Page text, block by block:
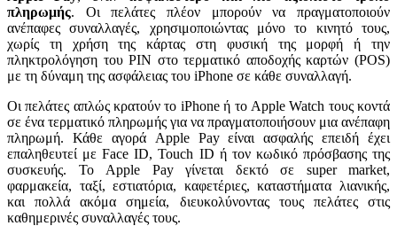
πληρωμής. Οι πελάτες πλέον μπορούν να πραγματοποιούν
ανέπαφες συναλλαγές, χρησιμοποιώντας μόνο το κινητό τους,
χωρίς τη χρήση της κάρτας στη φυσική της μορφή ή την
πληκτρολόγηση του PIN στο τερματικό αποδοχής καρτών (POS)
με τη δύναμη της ασφάλειας του iPhone σε κάθε συναλλαγή.
Οι πελάτες απλώς κρατούν το iPhone ή το Apple Watch τους κοντά
σε ένα τερματικό πληρωμής για να πραγματοποιήσουν μια ανέπαφη
πληρωμή. Κάθε αγορά Apple Pay είναι ασφαλής επειδή έχει
επαληθευτεί με Face ID, Touch ID ή τον κωδικό πρόσβασης της
συσκευής. Το Apple Pay γίνεται δεκτό σε super market,
φαρμακεία, ταξί, εστιατόρια, καφετέριες, καταστήματα λιανικής,
και πολλά ακόμα σημεία, διευκολύνοντας τους πελάτες στις
καθημερινές συναλλαγές τους.